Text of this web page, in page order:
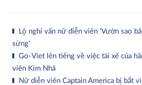
Lộ nghi vấn nữ diễn viên 'Vườn sao
sừng'
Go-Viet lên tiếng về việc tài xế của
viên Kim Nhã
Nữ diễn viên Captain America bị bắt